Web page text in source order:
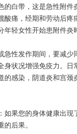
的白带，这是急性附
酸痛，经期和劳动后
年轻女性开始患附件
性发作期间，要减少
身状况增强免疫力。
的感染，阴道炎和宫
如果您的身体健康出
的后果。